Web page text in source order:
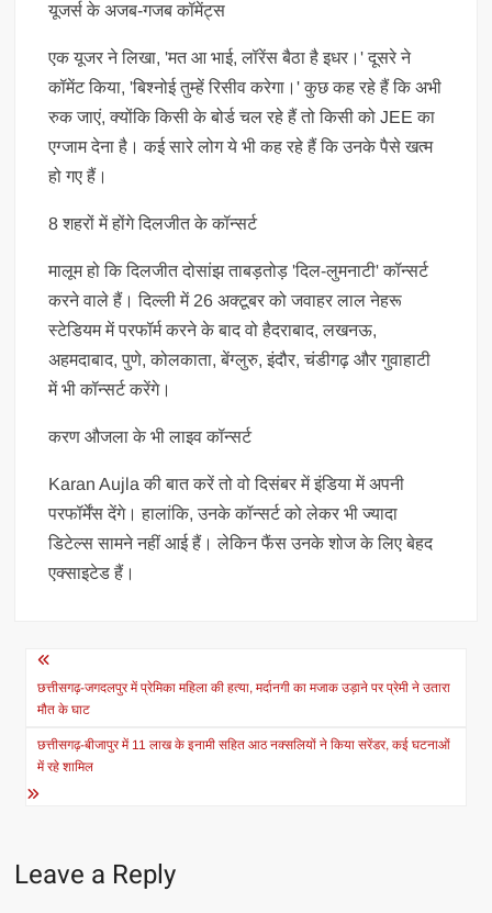
यूजर्स के अजब-गजब कॉमेंट्स
एक यूजर ने लिखा, 'मत आ भाई, लॉरेंस बैठा है इधर।' दूसरे ने
कॉमेंट किया, 'बिश्नोई तुम्हें रिसीव करेगा।' कुछ कह रहे हैं कि अभी
रुक जाएं, क्योंकि किसी के बोर्ड चल रहे हैं तो किसी को JEE का
एग्जाम देना है। कई सारे लोग ये भी कह रहे हैं कि उनके पैसे खत्म
हो गए हैं।
8 शहरों में होंगे दिलजीत के कॉन्सर्ट
मालूम हो कि दिलजीत दोसांझ ताबड़तोड़ 'दिल-लुमनाटी' कॉन्सर्ट
करने वाले हैं। दिल्ली में 26 अक्टूबर को जवाहर लाल नेहरू
स्टेडियम में परफॉर्म करने के बाद वो हैदराबाद, लखनऊ,
अहमदाबाद, पुणे, कोलकाता, बेंग्लुरु, इंदौर, चंडीगढ़ और गुवाहाटी
में भी कॉन्सर्ट करेंगे।
करण औजला के भी लाइव कॉन्सर्ट
Karan Aujla की बात करें तो वो दिसंबर में इंडिया में अपनी
परफॉर्मेंस देंगे। हालांकि, उनके कॉन्सर्ट को लेकर भी ज्यादा
डिटेल्स सामने नहीं आई हैं। लेकिन फैंस उनके शोज के लिए बेहद
एक्साइटेड हैं।
Post
navigation
छत्तीसगढ़-जगदलपुर में प्रेमिका महिला की हत्या, मर्दानगी का मजाक उड़ाने पर प्रेमी ने उतारा
मौत के घाट
छत्तीसगढ़-बीजापुर में 11 लाख के इनामी सहित आठ नक्सलियों ने किया सरेंडर, कई घटनाओं
में रहे शामिल
Leave a Reply